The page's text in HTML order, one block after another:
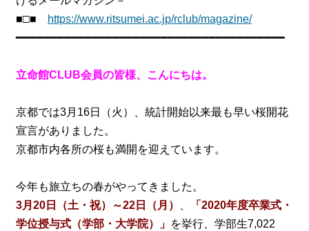
■□■
https://www.ritsumei.ac.jp/rclub/magazine/
━━━━━━━━━━━━━━━━━━━━━━━━━━━━━━━━━━━━━━━
立命館CLUB会員の皆様、こんにちは。
京都では3月16日（火）、統計開始以来最も早い桜開花
宣言がありました。
京都市内各所の桜も満開を迎えています。
今年も旅立ちの春がやってきました。
3月20日（土・祝）～22日（月）
、
「2020年度卒業式・
学位授与式（学部・大学院）」 を挙行、学部生7,022